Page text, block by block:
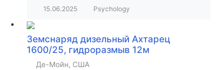
15.06.2025 Psychology
Земснаряд дизельный Ахтарец
1600/25, гидроразмыв 12м
Де-Мойн, США